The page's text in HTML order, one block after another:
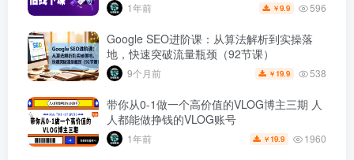
1年前 ￥9.9 596
Google SEO进阶课：从算法解析到实操落
地，快速突破流量瓶颈（92节课）
9个月前 ￥ 19.9 538
带你从0-1做一个高价值的VLOG博主三期 人
人都能做挣钱的VLOG账号
1年前 ￥ 19.9 1960